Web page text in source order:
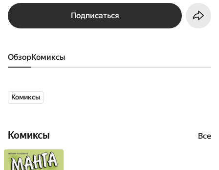
Подписаться
Обзор комиксы
Комиксы
Комиксы Все